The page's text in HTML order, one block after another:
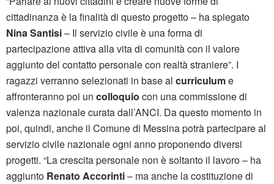
cittadinanza è la finalità di questo progetto – ha spiegato
Nina Santisi– Il servizio civile è una forma di
partecipazione attiva alla vita di comunità con il valore
aggiunto del contatto personale con realtà straniere”. I
ragazzi verranno selezionati in base al curriculume
affronteranno poi un colloquio con una commissione di
valenza nazionale curata dall’ANCI. Da questo momento in
poi, quindi, anche il Comune di Messina potrà partecipare al
servizio civile nazionale ogni anno proponendo diversi
progetti. “La crescita personale non è soltanto il lavoro – ha
aggiunto Renato Accorinti– ma anche la costituzione di